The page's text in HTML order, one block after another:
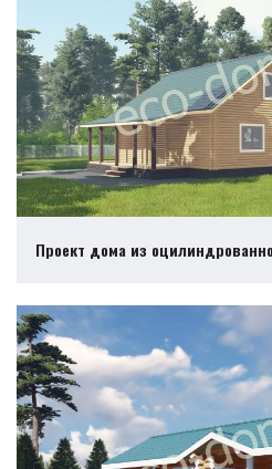
Проект дома из